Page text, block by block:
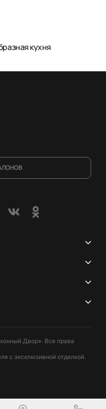
кухня
Двор». Все права
с эксклюзивной отделкой.